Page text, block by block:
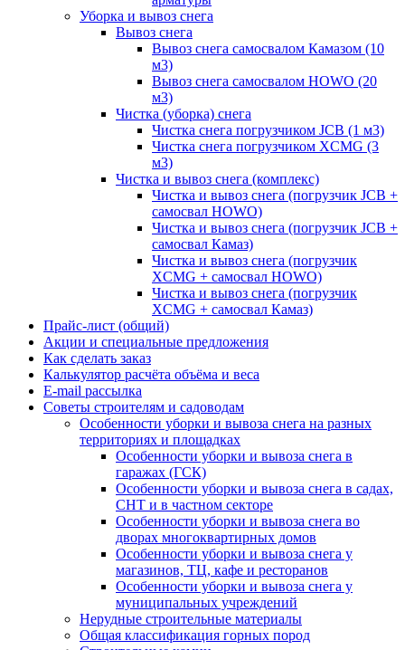
Уборка и вывоз снега
Вывоз снега
Вывоз снега самосвалом Камазом (10
м3)
Вывоз снега самосвалом HOWO (20
м3)
Чистка (уборка) снега
Чистка снега погрузчиком JCB (1 м3)
Чистка снега погрузчиком XCMG (3
м3)
Чистка и вывоз снега (комплекс)
Чистка и вывоз снега (погрузчик JCB +
самосвал HOWO)
Чистка и вывоз снега (погрузчик JCB +
самосвал Камаз)
Чистка и вывоз снега (погрузчик
XCMG + самосвал HOWO)
Чистка и вывоз снега (погрузчик
XCMG + самосвал Камаз)
Прайс-лист (общий)
Акции и специальные предложения
Как сделать заказ
Калькулятор расчёта объёма и веса
E-mail рассылка
Советы строителям и садоводам
Особенности уборки и вывоза снега на разных
территориях и площадках
Особенности уборки и вывоза снега в
гаражах (ГСК)
Особенности уборки и вывоза снега в садах,
СНТ и в частном секторе
Особенности уборки и вывоза снега во
дворах многоквартирных домов
Особенности уборки и вывоза снега у
магазинов, ТЦ, кафе и ресторанов
Особенности уборки и вывоза снега у
муниципальных учреждений
Нерудные строительные материалы
Общая классификация горных пород